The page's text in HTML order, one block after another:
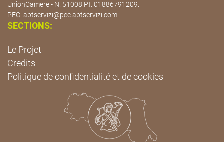
UnionCamere - N. 51008 P.I. 01886791209.
PEC: aptservizi@pec.aptservizi.com
SECTIONS:
Le Projet
Credits
Politique de confidentialité et de cookies